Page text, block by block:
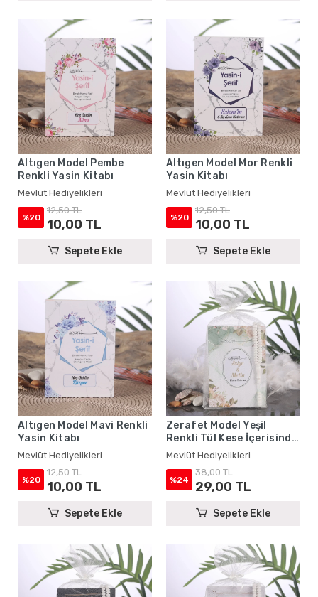
Altıgen Model Pembe
Renkli Yasin Kitabı
Mevlüt Hediyelikleri
%20
12,50 TL
10,00 TL
Sepete Ekle
Altıgen Model Mor Renkli
Yasin Kitabı
Mevlüt Hediyelikleri
%20
12,50 TL
10,00 TL
Sepete Ekle
Altıgen Model Mavi Renkli
Yasin Kitabı
Mevlüt Hediyelikleri
%20
12,50 TL
10,00 TL
Sepete Ekle
Zerafet Model Yeşil
Renkli Tül Kese İçerisinde
Yasin Kitabı ve Tesbih -
Mevlüt Hediyelikleri
Mevlüt Hediyelikleri
%24
38,00 TL
29,00 TL
Sepete Ekle